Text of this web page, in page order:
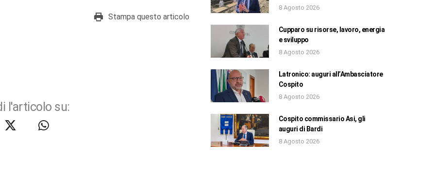
Stampa questo articolo
l'articolo su:
8 Agosto 2026
Cupparo su risorse, lavoro, energia
e sviluppo
8 Agosto 2026
Latronico: auguri all’Ambasciatore
Cospito
8 Agosto 2026
Cospito commissario Asi, gli
auguri di Bardi
8 Agosto 2026